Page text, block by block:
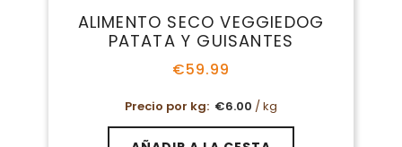
opciones
ALIMENTO SECO VEGGIEDOG
PATATA Y GUISANTES
€59.99
Precio por kg: €6.00 / kg